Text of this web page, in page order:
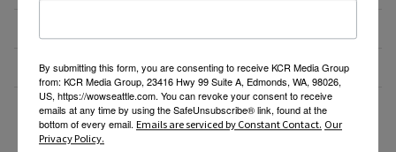
식당매매 10/03/25
더보기 >>
By submitting this form, you are consenting to receive KCR Media Group
from: KCR Media Group, 23416 Hwy 99 Suite A, Edmonds, WA, 98026,
US, https://wowseattle.com. You can revoke your consent to receive
emails at any time by using the SafeUnsubscribe® link, found at the
bottom of every email. Emails are serviced by Constant Contact. Our
Privacy Policy.